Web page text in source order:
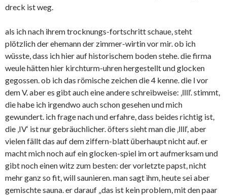
dreck ist weg.
als ich nach ihrem trocknungs-fortschritt schaue, steht
plötzlich der ehemann der zimmer-wirtin vor mir. ob ich
wüsste, dass ich hier auf historischem boden stehe. die firma
weule hätten hier kirchturm-uhren hergestellt und glocken
gegossen. ob ich das römische zeichen die 4 kenne. die l vor
dem V. aber es gibt auch eine andere schreibweise: ‚llll‘. stimmt,
die habe ich irgendwo auch schon gesehen und mich
gewundert. ich frage nach und erfahre, dass beides richtig ist,
die ‚IV‘ ist nur gebräuchlicher. öfters sieht man die ‚llll‘, aber
vielen fällt das auf dem ziffern-blatt überhaupt nicht auf. er
macht mich noch auf ein glocken-spiel im ort aufmerksam und
gibt noch einen witz zum besten: der vorletzte papst, nicht
mehr ganz so fit, will saunieren. man sagt ihm, heute sei aber
gemischte sauna. er darauf „das ist kein problem, mit den paar